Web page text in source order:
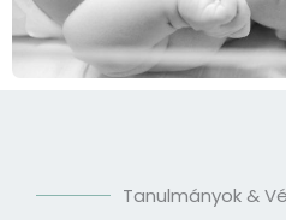
Tanulmányok &